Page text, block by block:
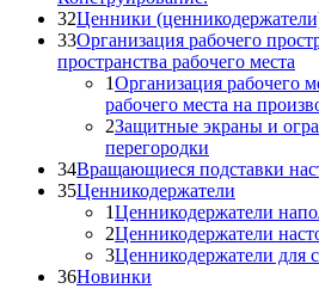
32Ценники
33Организация рабочего
пространства рабочего места
1Организация рабочего
рабочего места на
2Защитные экраны и
перегородки
34Вращающиеся подставки
35Ценникодержатели
1Ценникодержатели
2Ценникодержатели
3Ценникодержатели для
36Новинки